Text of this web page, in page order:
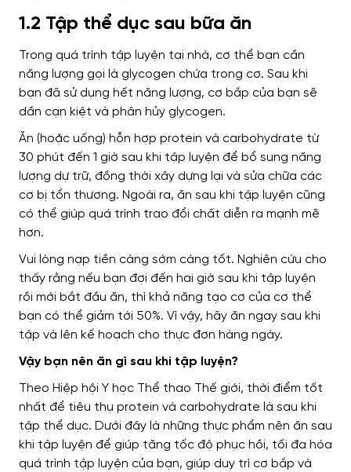
1.2 Tập thể dục sau bữa ăn
Trong quá trình tập luyện tại nhà, cơ thể bạn cần
năng lượng gọi là glycogen chứa trong cơ. Sau khi
bạn đã sử dụng hết năng lượng, cơ bắp của bạn sẽ
dần cạn kiệt và phân hủy glycogen.
Ăn (hoặc uống) hỗn hợp protein và carbohydrate từ
30 phút đến 1 giờ sau khi tập luyện để bổ sung năng
lượng dự trữ, đồng thời xây dựng lại và sửa chữa các
cơ bị tổn thương. Ngoài ra, ăn sau khi tập luyện cũng
có thể giúp quá trình trao đổi chất diễn ra mạnh mẽ
hơn.
Vui lòng nạp tiền càng sớm càng tốt. Nghiên cứu cho
thấy rằng nếu bạn đợi đến hai giờ sau khi tập luyện
rồi mới bắt đầu ăn, thì khả năng tạo cơ của cơ thể
bạn có thể giảm tới 50%. Vì vậy, hãy ăn ngay sau khi
tập và lên kế hoạch cho thực đơn hàng ngày.
Vậy bạn nên ăn gì sau khi tập luyện?
Theo Hiệp hội Y học Thể thao Thế giới, thời điểm tốt
nhất để tiêu thụ protein và carbohydrate là sau khi
tập thể dục. Dưới đây là những thực phẩm nên ăn sau
khi tập luyện để giúp tăng tốc độ phục hồi, tối đa hóa
quá trình tập luyện của bạn, giúp duy trì cơ bắp và